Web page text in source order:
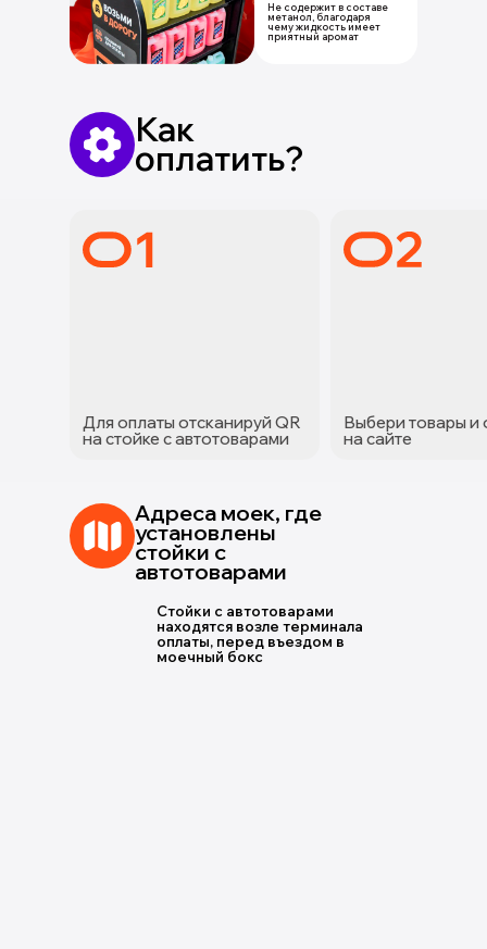
Не содержит в составе
метанол, благодаря
чему жидкость имеет
приятный аромат
Как
оплатить?
Выбери товары и
на сайте
Для оплаты отсканируй QR
на стойке с автотоварами
Адреса моек, где
установлены
стойки с
автотоварами
Стойки с автотоварами
находятся возле терминала
оплаты, перед въездом в
моечный бокс